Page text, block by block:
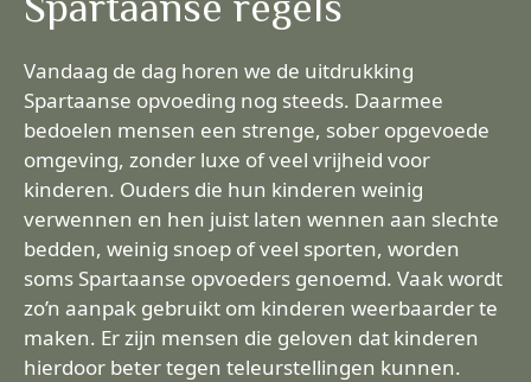
Vandaag de dag horen we de uitdrukking
Spartaanse opvoeding nog steeds. Daarmee
bedoelen mensen een strenge, sober opgevoede
omgeving, zonder luxe of veel vrijheid voor
kinderen. Ouders die hun kinderen weinig
verwennen en hen juist laten wennen aan slechte
bedden, weinig snoep of veel sporten, worden
soms Spartaanse opvoeders genoemd. Vaak wordt
zo’n aanpak gebruikt om kinderen weerbaarder te
maken. Er zijn mensen die geloven dat kinderen
hierdoor beter tegen teleurstellingen kunnen.